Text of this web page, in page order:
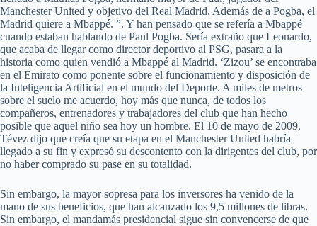
o
Manchester United y objetivo del Real Madrid. Además de a Pogba, el
Madrid quiere a Mbappé. ”. Y han pensado que se refería a Mbappé
cuando estaban hablando de Paul Pogba. Sería extraño que Leonardo,
que acaba de llegar como director deportivo al PSG, pasara a la
historia como quien vendió a Mbappé al Madrid. ‘Zizou’ se encontraba
en el Emirato como ponente sobre el funcionamiento y disposición de
la Inteligencia Artificial en el mundo del Deporte. A miles de metros
sobre el suelo me acuerdo, hoy más que nunca, de todos los
compañeros, entrenadores y trabajadores del club que han hecho
posible que aquel niño sea hoy un hombre. El 10 de mayo de 2009,
Tévez dijo que creía que su etapa en el Manchester United habría
llegado a su fin y expresó su descontento con la dirigentes del club, por
no haber comprado su pase en su totalidad.
Sin embargo, la mayor sopresa para los inversores ha venido de la
mano de sus beneficios, que han alcanzado los 9,5 millones de libras.
Sin embargo, el mandamás presidencial sigue sin convencerse de que